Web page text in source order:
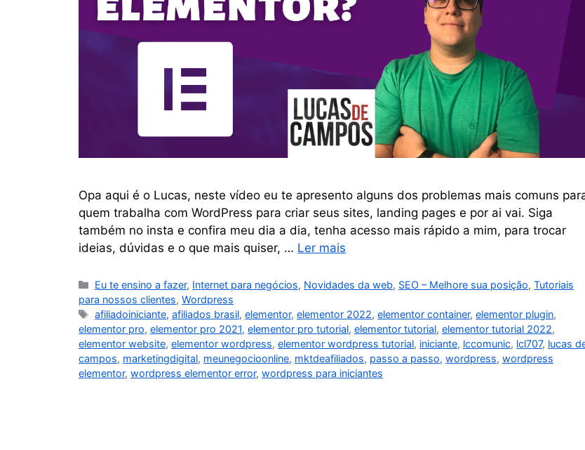
Opa aqui é o Lucas, neste vídeo eu te apresento alguns dos problemas mais comuns
quem trabalha com WordPress para criar seus sites, landing pages e por ai vai. Siga
também no insta e confira meu dia a dia, tenha acesso mais rápido a mim, para trocar
ideias, dúvidas e o que mais quiser, … Ler mais
Eu te ensino a fazer, Internet para negócios, Novidades da web, SEO – Melhore sua posição,Tutoriais
para nossos clientes, Wordpress
afiliadoiniciante,afiliados brasil,elementor,elementor 2022,elementor container,elementor plugin,
elementor pro, elementor pro 2021, elementor pro tutorial, elementor tutorial, elementor tutorial 2022,
elementor website, elementor wordpress, elementor wordpress tutorial, iniciante, lccomunic, lcl707, lucas
campos, marketingdigital, meunegocioonline, mktdeafiliados, passo a passo, wordpress, wordpress
elementor, wordpress elementor error, wordpress para iniciantes